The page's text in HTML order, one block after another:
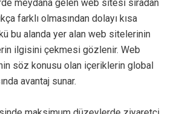
meydana gelen web sitesi sıradan
farklı olmasından dolayı kısa
bu alanda yer alan web sitelerinin
ilgisini çekmesi gözlenir. Web
söz konusu olan içeriklerin global
avantaj sunar.